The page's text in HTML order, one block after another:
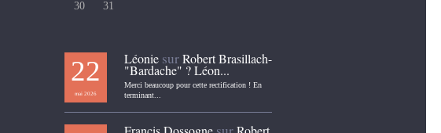
30 31
22
mai 2026
LéoniesurRobert Brasillach-
"Bardache" ? Léon...
Merci beaucoup pour cette rectification ! En
terminant...